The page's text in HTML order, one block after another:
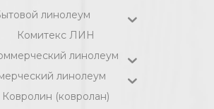
линолеум
Комитекс ЛИН
линолеум
линолеум
Ковролин (ковролан)